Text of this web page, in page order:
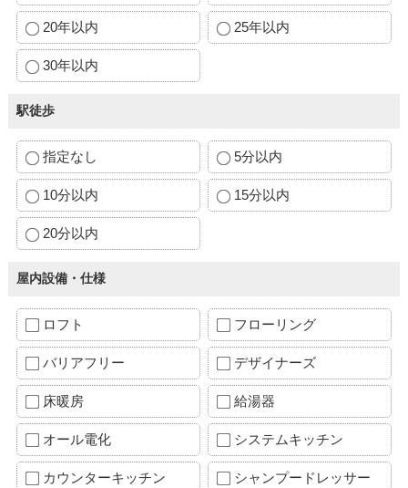
20年以内 25年以内
30年以内
駅徒歩
指定なし 5分以内
10分以内 15分以内
20分以内
屋内設備・仕様
ロフト フローリング
バリアフリー デザイナーズ
床暖房 給湯器
オール電化 システムキッチン
カウンターキッチン シャンプードレッサー